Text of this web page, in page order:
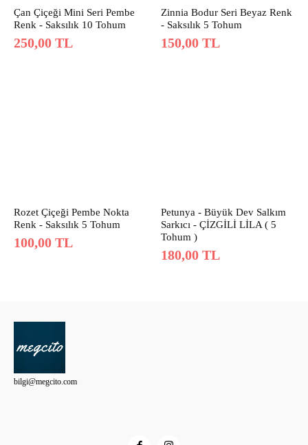
Çan Çiçeği Mini Seri Pembe
Renk - Saksılık 10 Tohum
250,00 TL
Zinnia Bodur Seri Beyaz Renk
- Saksılık 5 Tohum
150,00 TL
Rozet Çiçeği Pembe Nokta
Renk - Saksılık 5 Tohum
100,00 TL
Petunya - Büyük Dev Salkım
Sarkıcı - ÇİZGİLİ LİLA ( 5
Tohum )
180,00 TL
bilgi@megcito.com